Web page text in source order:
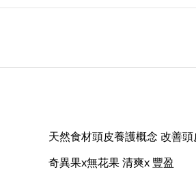
天然食材頭皮養護概念 改善
奇異果x無花果 清爽x 豐盈